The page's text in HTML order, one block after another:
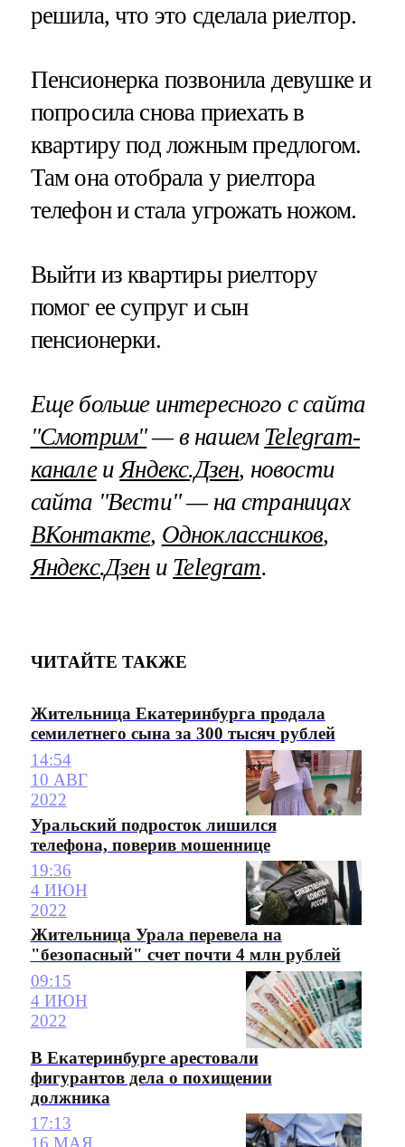
решила, что это сделала риелтор.
Пенсионерка позвонила девушке и
попросила снова приехать в
квартиру под ложным предлогом.
Там она отобрала у риелтора
телефон и стала угрожать ножом.
Выйти из квартиры риелтору
помог ее супруг и сын
пенсионерки.
Еще больше интересного с сайта
"Смотрим"— в нашем Telegram-
каналеиЯндекс.Дзен, новости
сайта "Вести" — на страницах
ВКонтакте, Одноклассников,
Яндекс.Дзени Telegram.
ЧИТАЙТЕ ТАКЖЕ
Жительница Екатеринбурга продала
семилетнего сына за 300 тысяч рублей
14:54
10 АВГ
2022
Уральский подросток лишился
телефона, поверив мошеннице
19:36
4 ИЮН
2022
Жительница Урала перевела на
"безопасный" счет почти 4 млн рублей
09:15
4 ИЮН
2022
В Екатеринбурге арестовали
фигурантов дела о похищении
должника
17:13
16 МАЯ